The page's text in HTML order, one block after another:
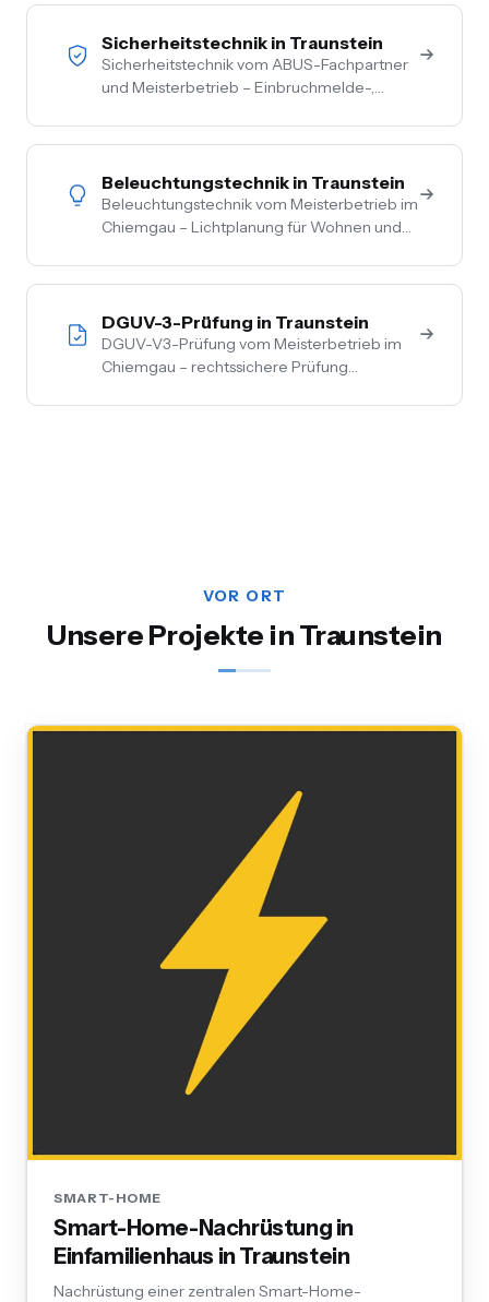
Sicherheitstechnik in Traunstein
Sicherheitstechnik vom ABUS-Fachpartner
und Meisterbetrieb – Einbruchmelde-,
Gewerbekunden im Chiemgau. Kostenlose
Begehung.
Beleuchtungstechnik in Traunstein
Beleuchtungstechnik vom Meisterbetrieb im
Chiemgau – Lichtplanung für Wohnen und
Akzentbeleuchtung. Auch mit Smart-
DGUV-3-Prüfung in Traunstein
DGUV-V3-Prüfung vom Meisterbetrieb im
Chiemgau – rechtssichere Prüfung
Inkl. Mängelbehebung, digitale
VOR ORT
Unsere Projekte in Traunstein
SMART-HOME
Smart-Home-Nachrüstung in
Einfamilienhaus in Traunstein
Nachrüstung einer zentralen Smart-Home-